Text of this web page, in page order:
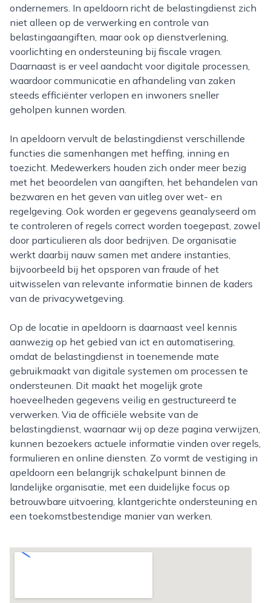
ondernemers. In apeldoorn richt de belastingdienst zich
niet alleen op de verwerking en controle van
belastingaangiften, maar ook op dienstverlening,
voorlichting en ondersteuning bij fiscale vragen.
Daarnaast is er veel aandacht voor digitale processen,
waardoor communicatie en afhandeling van zaken
steeds efficiënter verlopen en inwoners sneller
geholpen kunnen worden.
In apeldoorn vervult de belastingdienst verschillende
functies die samenhangen met heffing, inning en
toezicht. Medewerkers houden zich onder meer bezig
met het beoordelen van aangiften, het behandelen van
bezwaren en het geven van uitleg over wet- en
regelgeving. Ook worden er gegevens geanalyseerd om
te controleren of regels correct worden toegepast, zowel
door particulieren als door bedrijven. De organisatie
werkt daarbij nauw samen met andere instanties,
bijvoorbeeld bij het opsporen van fraude of het
uitwisselen van relevante informatie binnen de kaders
van de privacywetgeving.
Op de locatie in apeldoorn is daarnaast veel kennis
aanwezig op het gebied van ict en automatisering,
omdat de belastingdienst in toenemende mate
gebruikmaakt van digitale systemen om processen te
ondersteunen. Dit maakt het mogelijk grote
hoeveelheden gegevens veilig en gestructureerd te
verwerken. Via de officiële website van de
belastingdienst, waarnaar wij op deze pagina verwijzen,
kunnen bezoekers actuele informatie vinden over regels,
formulieren en online diensten. Zo vormt de vestiging in
apeldoorn een belangrijk schakelpunt binnen de
landelijke organisatie, met een duidelijke focus op
betrouwbare uitvoering, klantgerichte ondersteuning en
een toekomstbestendige manier van werken.